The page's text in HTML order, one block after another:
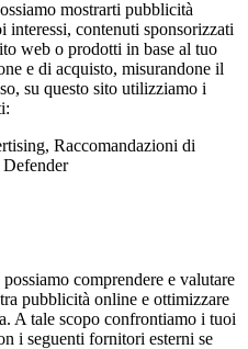
mostrarti pubblicità
interessi, contenuti sponsorizzati
web o prodotti in base al tuo
e di acquisto, misurandone il
su questo sito utilizziamo i
Raccomandazioni di
comprendere e valutare
pubblicità online e ottimizzare
A tale scopo confrontiamo i tuoi
i seguenti fornitori esterni se